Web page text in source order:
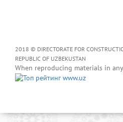
2018 © DIRECTORATE FOR
REPUBLIC OF UZBEKUSTAN
When reproducing materials in